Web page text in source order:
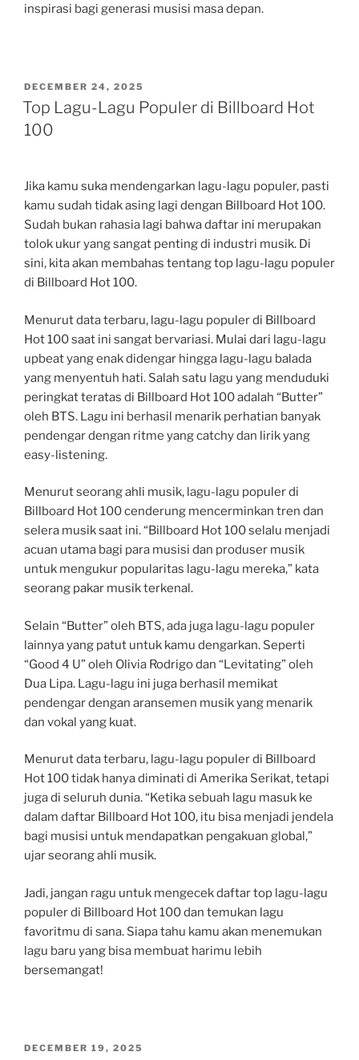
inspirasi bagi generasi musisi masa depan.
POSTED
ON
DECEMBER 24, 2025
Top Lagu-Lagu Populer di Billboard Hot
100
Jika kamu suka mendengarkan lagu-lagu populer, pasti
kamu sudah tidak asing lagi dengan Billboard Hot 100.
Sudah bukan rahasia lagi bahwa daftar ini merupakan
tolok ukur yang sangat penting di industri musik. Di
sini, kita akan membahas tentang top lagu-lagu populer
di Billboard Hot 100.
Menurut data terbaru, lagu-lagu populer di Billboard
Hot 100 saat ini sangat bervariasi. Mulai dari lagu-lagu
upbeat yang enak didengar hingga lagu-lagu balada
yang menyentuh hati. Salah satu lagu yang menduduki
peringkat teratas di Billboard Hot 100 adalah “Butter”
oleh BTS. Lagu ini berhasil menarik perhatian banyak
pendengar dengan ritme yang catchy dan lirik yang
easy-listening.
Menurut seorang ahli musik, lagu-lagu populer di
Billboard Hot 100 cenderung mencerminkan tren dan
selera musik saat ini. “Billboard Hot 100 selalu menjadi
acuan utama bagi para musisi dan produser musik
untuk mengukur popularitas lagu-lagu mereka,” kata
seorang pakar musik terkenal.
Selain “Butter” oleh BTS, ada juga lagu-lagu populer
lainnya yang patut untuk kamu dengarkan. Seperti
“Good 4 U” oleh Olivia Rodrigo dan “Levitating” oleh
Dua Lipa. Lagu-lagu ini juga berhasil memikat
pendengar dengan aransemen musik yang menarik
dan vokal yang kuat.
Menurut data terbaru, lagu-lagu populer di Billboard
Hot 100 tidak hanya diminati di Amerika Serikat, tetapi
juga di seluruh dunia. “Ketika sebuah lagu masuk ke
dalam daftar Billboard Hot 100, itu bisa menjadi jendela
bagi musisi untuk mendapatkan pengakuan global,”
ujar seorang ahli musik.
Jadi, jangan ragu untuk mengecek daftar top lagu-lagu
populer di Billboard Hot 100 dan temukan lagu
favoritmu di sana. Siapa tahu kamu akan menemukan
lagu baru yang bisa membuat harimu lebih
bersemangat!
POSTED
DECEMBER 19, 2025